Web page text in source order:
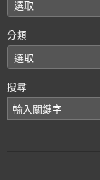
分類
搜尋